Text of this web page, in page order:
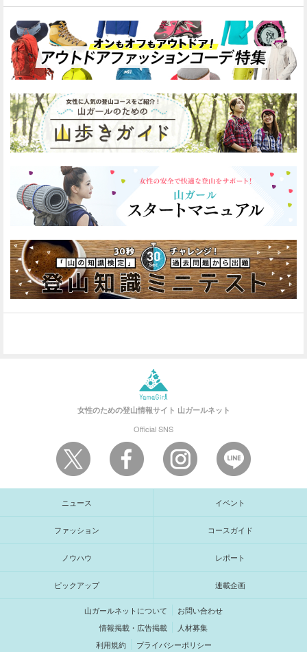
女性のための登山情報サイト 山ガールネット
Official SNS
ニュース イベント
ファッション コースガイド
ノウハウ レポート
ピックアップ 連載企画
山ガールネットについて
お問い合わせ
情報掲載・広告掲載
人材募集
利用規約
プライバシーポリシー